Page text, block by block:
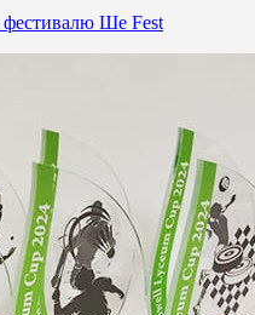
фестивалю Ше Fest